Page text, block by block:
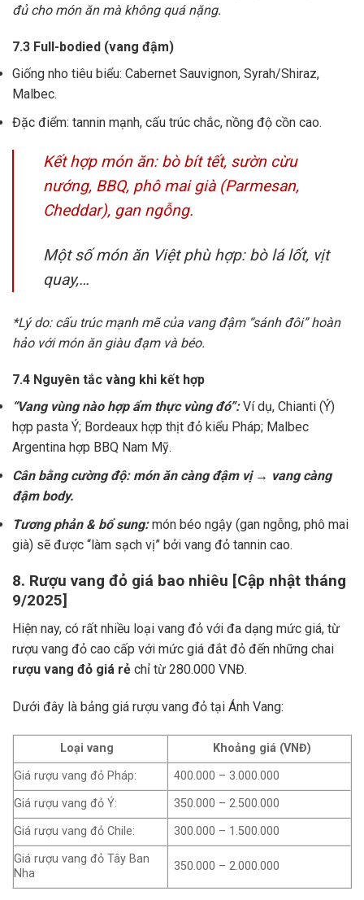
đủ cho món ăn mà không quá nặng.
7.3 Full-bodied (vang đậm)
Giống nho tiêu biểu: Cabernet Sauvignon, Syrah/Shiraz,
Malbec.
Đặc điểm: tannin mạnh, cấu trúc chắc, nồng độ cồn cao.
Kết hợp món ăn: bò bít tết, sườn cừu
nướng, BBQ, phô mai già (Parmesan,
Cheddar), gan ngỗng.
Một số món ăn Việt phù hợp: bò lá lốt, vịt
quay,…
*Lý do: cấu trúc mạnh mẽ của vang đậm “sánh đôi” hoàn
hảo với món ăn giàu đạm và béo.
7.4 Nguyên tắc vàng khi kết hợp
“Vang vùng nào hợp ẩm thực vùng đó”:Ví dụ, Chianti (Ý)
hợp pasta Ý; Bordeaux hợp thịt đỏ kiểu Pháp; Malbec
Argentina hợp BBQ Nam Mỹ.
Cân bằng cường độ: món ăn càng đậm vị → vang càng
đậm body.
Tương phản & bổ sung:món béo ngậy (gan ngỗng, phô mai
già) sẽ được “làm sạch vị” bởi vang đỏ tannin cao.
8. Rượu vang đỏ giá bao nhiêu [Cập nhật tháng
9/2025]
Hiện nay, có rất nhiều loại vang đỏ với đa dạng mức giá, từ
rượu vang đỏ cao cấp với mức giá đắt đỏ đến những chai
rượu vang đỏ giá rẻ chỉ từ 280.000 VNĐ.
Dưới đây là bảng giá rượu vang đỏ tại Ánh Vang:
Loại vang
Khoảng giá (VNĐ)
Giá rượu vang đỏ Pháp:
400.000 – 3.000.000
Giá rượu vang đỏ Ý:
350.000 – 2.500.000
Giá rượu vang đỏ Chile:
300.000 – 1.500.000
Giá rượu vang đỏ Tây Ban
Nha
350.000 – 2.000.000